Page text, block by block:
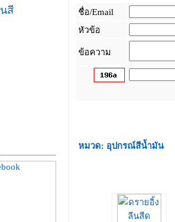
สี
ชื่อ/Email
หัวข้อ
ข้อความ
หมวด: อุปกรณ์สีน้ำมัน